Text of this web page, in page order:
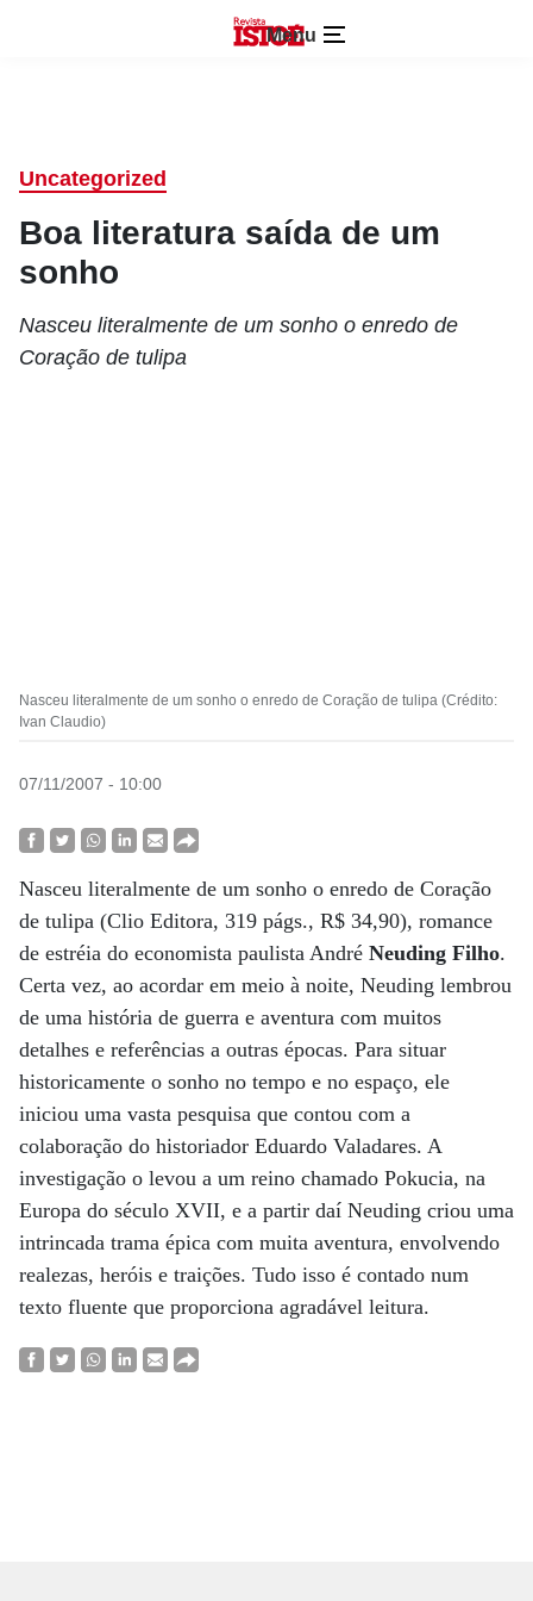
Menu
Uncategorized
Boa literatura saída de um
sonho
Nasceu literalmente de um sonho o enredo de
Coração de tulipa
Nasceu literalmente de um sonho o enredo de Coração de tulipa (Crédito:
Ivan Claudio)
07/11/2007 - 10:00
Nasceu literalmente de um sonho o enredo de Coração
de tulipa (Clio Editora, 319 págs., R$ 34,90), romance
de estréia do economista paulista André Neuding Filho.
Certa vez, ao acordar em meio à noite, Neuding lembrou
de uma história de guerra e aventura com muitos
detalhes e referências a outras épocas. Para situar
historicamente o sonho no tempo e no espaço, ele
iniciou uma vasta pesquisa que contou com a
colaboração do historiador Eduardo Valadares. A
investigação o levou a um reino chamado Pokucia, na
Europa do século XVII, e a partir daí Neuding criou uma
intrincada trama épica com muita aventura, envolvendo
realezas, heróis e traições. Tudo isso é contado num
texto fluente que proporciona agradável leitura.